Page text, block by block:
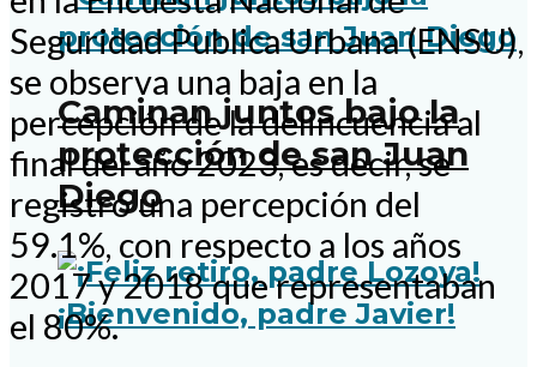
Caminan juntos bajo la
protección de san Juan
Diego
Seguridad Publica Urbana (ENSU),
se observa una baja en la
percepción de la delincuencia al
final del año 2023, es decir, se
registró una percepción del
59.1%, con respecto a los años
2017 y 2018 que representaban
el 80%.